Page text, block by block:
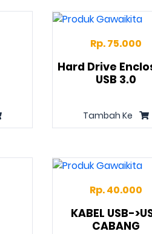
Rp. 75.000
Hard Drive
USB 3.0
Tambah Ke
Rp. 40.000
KABEL USB-
CABANG